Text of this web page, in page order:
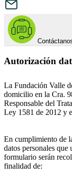
Autorización
La Fundación Valle
domicilio en la Cra.
Responsable del
Ley 1581 de 2012 y
En cumplimiento de
datos personales que
formulario serán
finalidad de: